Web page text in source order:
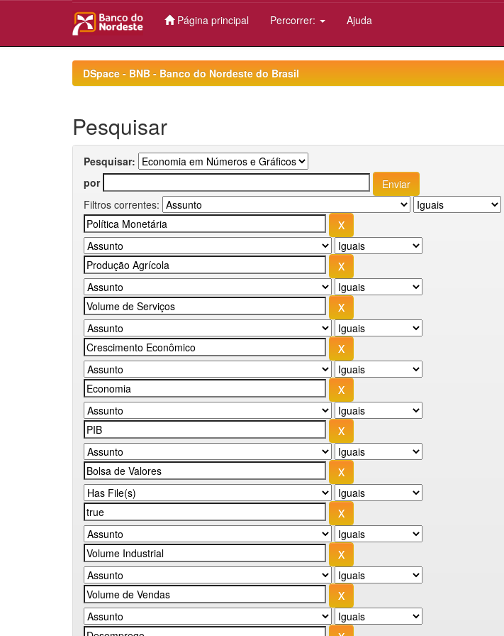
Página principal Percorrer: Ajuda
DSpace - BNB - Banco do Nordeste do Brasil
Pesquisar
Pesquisar:
por
Filtros correntes: